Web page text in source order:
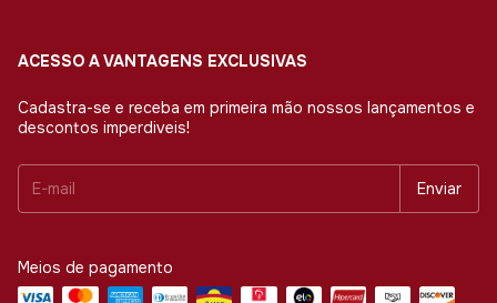
ACESSO A VANTAGENS EXCLUSIVAS
Cadastra-se e receba em primeira mão nossos lançamentos e
descontos imperdiveis!
Meios de pagamento